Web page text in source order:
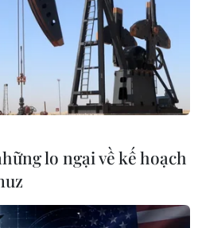
lo ngại về kế hoạch